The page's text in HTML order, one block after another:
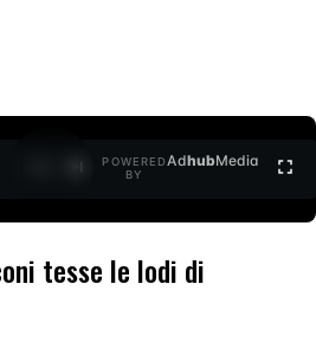
POWERED
BY
AdhubMedia
tesse le lodi di